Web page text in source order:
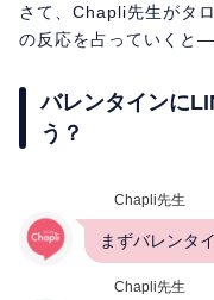
さて、Chapli先生がタ
の反応を占っていくと
バレンタインに
う？
Chapli先生
まずバレンタ
Chapli先生